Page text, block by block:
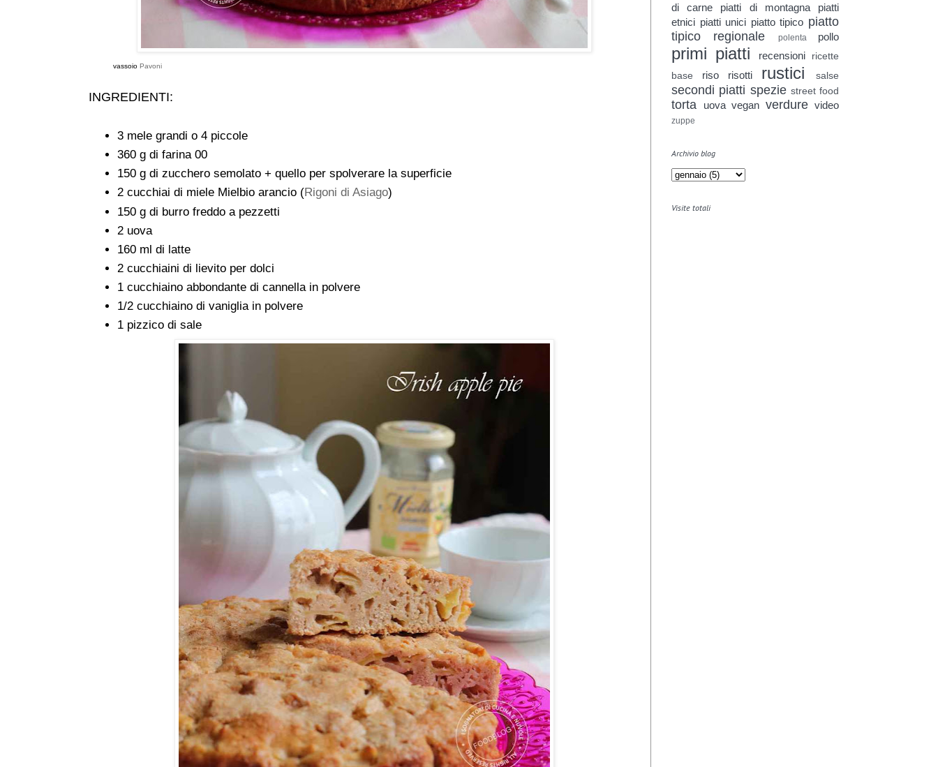
vassoio Pavoni
INGREDIENTI:
3 mele grandi o 4 piccole
360 g di farina 00
150 g di zucchero semolato + quello per spolverare la superficie
2 cucchiai di miele Mielbio arancio (Rigoni di Asiago)
150 g di burro freddo a pezzetti
2 uova
160 ml di latte
2 cucchiaini di lievito per dolci
1 cucchiaino abbondante di cannella in polvere
1/2 cucchiaino di vaniglia in polvere
1 pizzico di sale
di carne
piatti di montagna
piatti
etnici piatti unici piatto tipico piatto
tipico regionale
polenta pollo
primi piatti recensioni
ricette
base
riso risotti rustici salse
secondi piatti spezie street food
torta uova vegan verdure video
zuppe
Archivio blog
Visite totali